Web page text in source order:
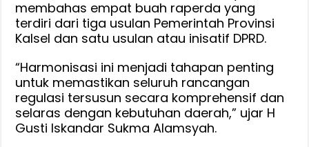
Tapi
Merata
membahas empat buah raperda yang
terdiri dari tiga usulan Pemerintah Provinsi
Kalsel dan satu usulan atau inisatif DPRD.
“Harmonisasi ini menjadi tahapan penting
untuk memastikan seluruh rancangan
regulasi tersusun secara komprehensif dan
selaras dengan kebutuhan daerah,” ujar H
Gusti Iskandar Sukma Alamsyah.